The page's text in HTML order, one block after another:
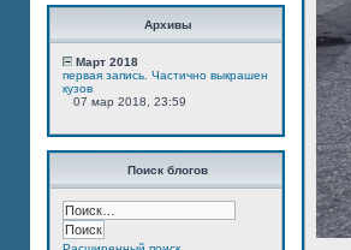
Архивы
Март 2018
первая запись. Частично выкрашен
кузов
07 мар 2018, 23:59
Поиск блогов